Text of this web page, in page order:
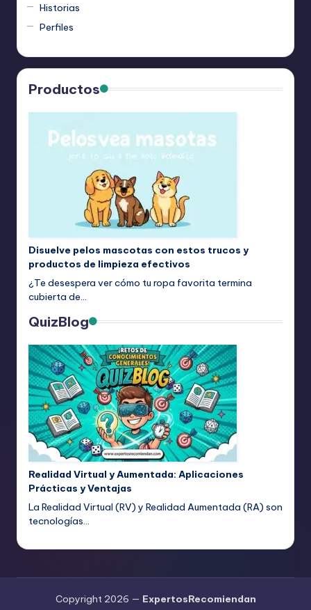
Historias
Perfiles
Productos
Disuelve pelos mascotas con estos trucos y
productos de limpieza efectivos
¿Te desespera ver cómo tu ropa favorita termina
cubierta de…
QuizBlog
Realidad Virtual y Aumentada: Aplicaciones
Prácticas y Ventajas
La Realidad Virtual (RV) y Realidad Aumentada (RA) son
tecnologías…
Copyright 2026 — ExpertosRecomiendan